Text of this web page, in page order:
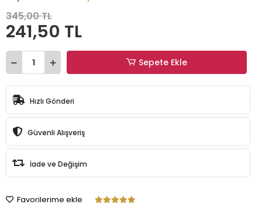
345,00 TL
241,50 TL
Sepete Ekle
Hızlı Gönderi
Güvenli Alışveriş
İade ve Değişim
Favorilerime ekle